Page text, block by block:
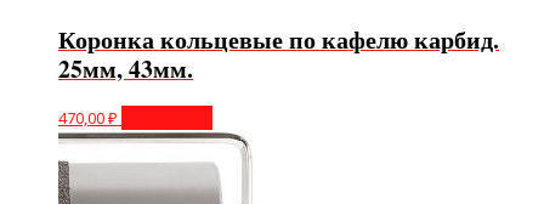
Коронка кольцевые по кафелю карбид.
25мм, 43мм.
470,00₽